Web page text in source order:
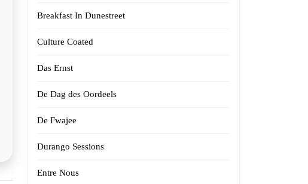
Breakfast In Dunestreet
Culture Coated
Das Ernst
De Dag des Oordeels
De Fwajee
Durango Sessions
Entre Nous